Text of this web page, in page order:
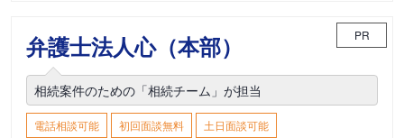
弁護士法人心（本部） PR
相続案件のための「相続チーム」が担当
電話相談可能 初回面談無料
土日面談可能